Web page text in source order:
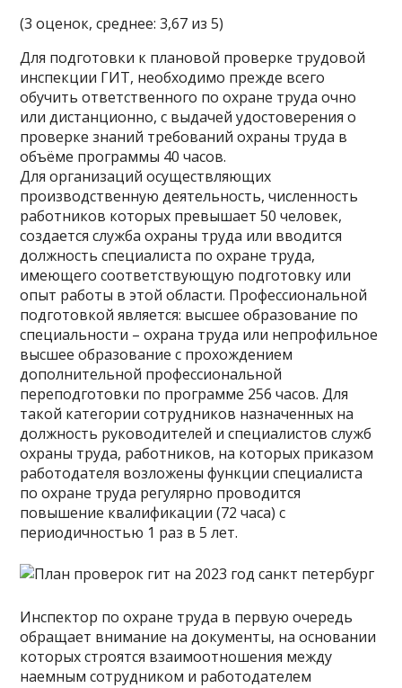
(3 оценок, среднее: 3,67 из 5)
Для подготовки к плановой проверке трудовой
инспекции ГИТ, необходимо прежде всего
обучить ответственного по охране труда очно
или дистанционно, с выдачей удостоверения о
проверке знаний требований охраны труда в
объёме программы 40 часов.
Для организаций осуществляющих
производственную деятельность, численность
работников которых превышает 50 человек,
создается служба охраны труда или вводится
должность специалиста по охране труда,
имеющего соответствующую подготовку или
опыт работы в этой области. Профессиональной
подготовкой является: высшее образование по
специальности – охрана труда или непрофильное
высшее образование с прохождением
дополнительной профессиональной
переподготовки по программе 256 часов. Для
такой категории сотрудников назначенных на
должность руководителей и специалистов служб
охраны труда, работников, на которых приказом
работодателя возложены функции специалиста
по охране труда регулярно проводится
повышение квалификации (72 часа) с
периодичностью 1 раз в 5 лет.
Инспектор по охране труда в первую очередь
обращает внимание на документы, на основании
которых строятся взаимоотношения между
наемным сотрудником и работодателем